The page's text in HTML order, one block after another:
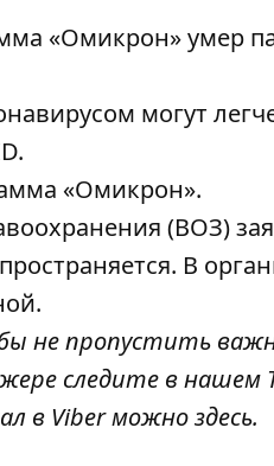
«Омикрон» умер
могут
.
«Омикрон».
(ВОЗ)
. В
не пропустить
следите в нашем
в Viber можноздесь.